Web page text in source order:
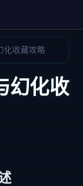
化收藏攻略
幻化收